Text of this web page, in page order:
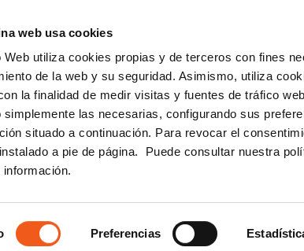
web usa cookies
Web utiliza cookies propias y de terceros con fines
de la web y su seguridad. Asimismo, utiliza
la finalidad de medir visitas y fuentes de tráfico
simplemente las necesarias, configurando sus
situado a continuación. Para revocar el
a pie de página. Puede consultar nuestra
información.
Preferencias
DE DATOS IGUALDAD CONSULTORÍA
HORIZONTAL